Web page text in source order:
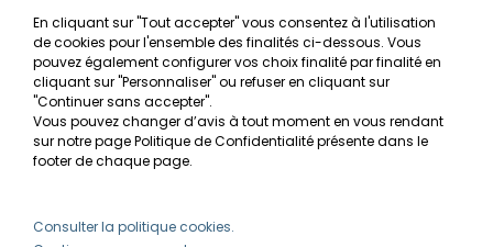
RGPD
MON COMPTE
Avantages
Créer un compte client
Besoin d'aide ?
En cliquant sur "Tout accepter" vous consentez à l'utilisation
de cookies pour l'ensemble des finalités ci-dessous. Vous
pouvez également configurer vos choix finalité par finalité en
cliquant sur "Personnaliser" ou refuser en cliquant sur
"Continuer sans accepter".
Vous pouvez changer d’avis à tout moment en vous rendant
sur notre page Politique de Confidentialité présente dans le
footer de chaque page.
Consulter la politique cookies.